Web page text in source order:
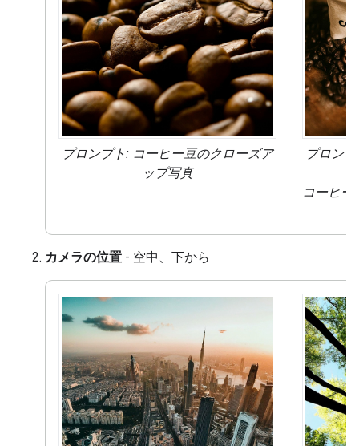
プロンプト: コーヒー豆のクローズア
ップ写真
プロン
コーヒー
カメラの位置 - 空中、下から